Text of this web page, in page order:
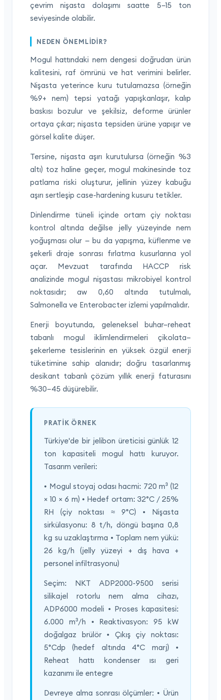
çevrim nişasta dolaşımı saatte 5–15 ton
seviyesinde olabilir.
NEDEN ÖNEMLIDIR?
Mogul hattındaki nem dengesi doğrudan ürün
kalitesini, raf ömrünü ve hat verimini belirler.
Nişasta yeterince kuru tutulamazsa (örneğin
%9+ nem) tepsi yatağı yapışkanlaşır, kalıp
baskısı bozulur ve şekilsiz, deforme ürünler
ortaya çıkar; nişasta tepsiden ürüne yapışır ve
görsel kalite düşer.
Tersine, nişasta aşırı kurutulursa (örneğin %3
altı) toz haline geçer, mogul makinesinde toz
patlama riski oluşturur, jellinin yüzey kabuğu
aşırı sertleşip case-hardening kusuru tetikler.
Dinlendirme tüneli içinde ortam çiy noktası
kontrol altında değilse jelly yüzeyinde nem
yoğuşması olur — bu da yapışma, küflenme ve
şekerli draje sonrası fırlatma kusurlarına yol
açar. Mevzuat tarafında HACCP risk
analizinde mogul nişastası mikrobiyel kontrol
noktasıdır; aw 0,60 altında tutulmalı,
Salmonella ve Enterobacter izlemi yapılmalıdır.
Enerji boyutunda, geleneksel buhar–reheat
tabanlı mogul iklimlendirmeleri çikolata–
şekerleme tesislerinin en yüksek özgül enerji
tüketimine sahip alanıdır; doğru tasarlanmış
desikant tabanlı çözüm yıllık enerji faturasını
%30–45 düşürebilir.
PRATIK ÖRNEK
Türkiye'de bir jelibon üreticisi günlük 12
ton kapasiteli mogul hattı kuruyor.
Tasarım verileri:
• Mogul stoyaj odası hacmi: 720 m³ (12
× 10 × 6 m) • Hedef ortam: 32°C / 25%
RH (çiy noktası ≈ 9°C) • Nişasta
sirkülasyonu: 8 t/h, döngü başına 0,8
kg su uzaklaştırma • Toplam nem yükü:
26 kg/h (jelly yüzeyi + dış hava +
personel infiltrasyonu)
Seçim: NKT ADP2000-9500 serisi
silikajel rotorlu nem alma cihazı,
ADP6000 modeli • Proses kapasitesi:
6.000 m³/h • Reaktivasyon: 95 kW
doğalgaz brülör • Çıkış çiy noktası:
5°Cdp (hedef altında 4°C marj) •
Reheat hattı kondenser ısı geri
kazanımı ile entegre
Devreye alma sonrası ölçümler: • Ürün